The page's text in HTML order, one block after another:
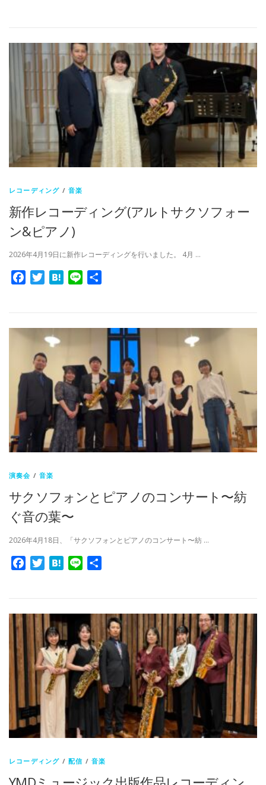
レコーディング /音楽
新作レコーディング(アルトサクソフォー
ン&ピアノ)
2026年4月19日に新作レコーディングを行いました。 4月 …
FacebookTwitterHatena
Line
演奏会 /音楽
サクソフォンとピアノのコンサート〜紡
ぐ音の葉〜
2026年4月18日、「サクソフォンとピアノのコンサート〜紡 …
FacebookTwitterHatena
Line
レコーディング /配信 /音楽